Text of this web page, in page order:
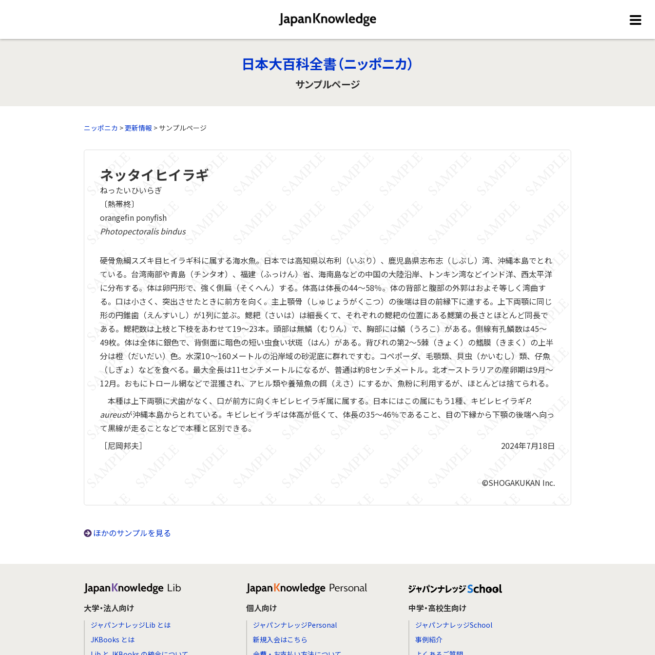
日本大百科全書（ニッポニカ）
サンプルページ
ニッポニカ >更新情報 > サンプルページ
ネッタイヒイラギ
ねったいひいらぎ
〔熱帯柊〕
orangefin ponyfish
Photopectoralis bindus
硬骨魚綱スズキ目ヒイラギ科に属する海水魚。日本では高知県以布利（いぶり）、鹿児島県志布志（しぶし）湾、沖縄本島でとれ
ている。台湾南部や青島（チンタオ）、福建（ふっけん）省、海南島などの中国の大陸沿岸、トンキン湾などインド洋、西太平洋
に分布する。体は卵円形で、強く側扁（そくへん）する。体高は体長の44～58％。体の背部と腹部の外郭はおよそ等しく湾曲す
る。口は小さく、突出させたときに前方を向く。主上顎骨（しゅじょうがくこつ）の後端は目の前縁下に達する。上下両顎に同じ
形の円錐歯（えんすいし）が1列に並ぶ。鰓耙（さいは）は細長くて、それぞれの鰓耙の位置にある鰓葉の長さとほとんど同長で
ある。鰓耙数は上枝と下枝をあわせて19～23本。頭部は無鱗（むりん）で、胸部には鱗（うろこ）がある。側線有孔鱗数は45～
49枚。体は全体に銀色で、背側面に暗色の短い虫食い状斑（はん）がある。背びれの第2～5棘（きょく）の鰭膜（きまく）の上半
分は橙（だいだい）色。水深10～160メートルの沿岸域の砂泥底に群れですむ。コペポーダ、毛顎類、貝虫（かいむし）類、仔魚
（しぎょ）などを食べる。最大全長は11センチメートルになるが、普通は約8センチメートル。北オーストラリアの産卵期は9月～
12月。おもにトロール網などで混獲され、アヒル類や養殖魚の餌（えさ）にするか、魚粉に利用するが、ほとんどは捨てられる。
本種は上下両顎に犬歯がなく、口が前方に向くキビレヒイラギ属に属する。日本にはこの属にもう1種、キビレヒイラギP.
aureusが沖縄本島からとれている。キビレヒイラギは体高が低くて、体長の35～46％であること、目の下縁から下顎の後端へ向っ
て黒線が走ることなどで本種と区別できる。
［尼岡邦夫］
2024年7月18日
©SHOGAKUKAN Inc.
ほかのサンプルを見る
大学・法人向け
ジャパンナレッジLib とは
JKBooks とは
個人向け
ジャパンナレッジPersonal
新規入会はこちら
中学・高校生向け
ジャパンナレッジSchool
事例紹介